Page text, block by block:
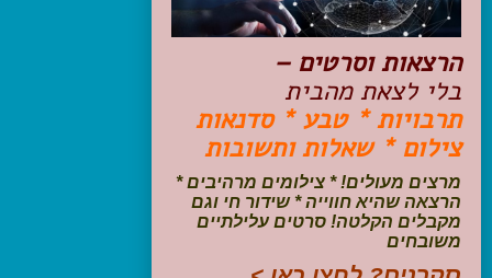
מלונות בוטיק בישראל
טיפים והמלצות
הכנות לנסיעה
טיולי ג'יפים
טיולים עם ילדים
שייט, הפלגות, קרוזים
עקבו אחרינו בפייסבוק
הרצאות וסרטים –
בלי לצאת מהבית
תרבויות * טבע * סדנאות
צילום * שאלות ותשובות
מרצים מעולים! * צילומים מרהיבים *
הרצאה שהיא חווייה * שידור חי וגם
מקבלים הקלטה! סרטים עלילתיים
משובחים